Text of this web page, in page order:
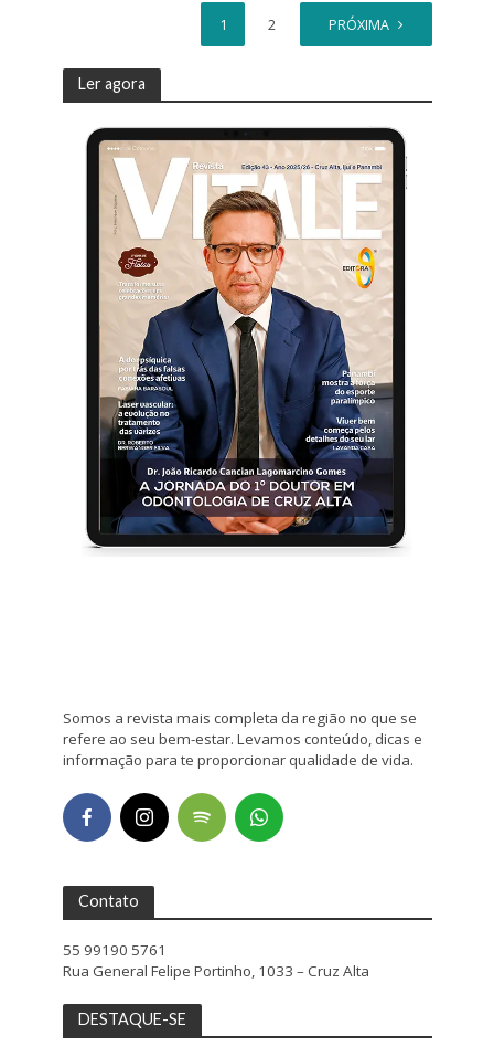
1 2 PRÓXIMA
Ler agora
Somos a revista mais completa da região no que se
refere ao seu bem-estar. Levamos conteúdo, dicas e
informação para te proporcionar qualidade de vida.
Contato
55 99190 5761
Rua General Felipe Portinho, 1033 – Cruz Alta
DESTAQUE-SE